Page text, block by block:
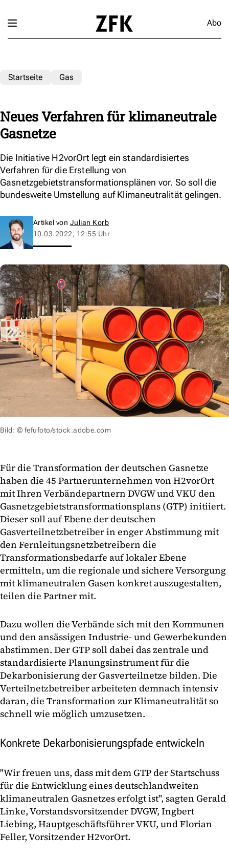
Abo
Startseite Gas
Neues Verfahren für klimaneutrale
Gasnetze
Die Initiative H2vorOrt legt ein standardisiertes
Verfahren für die Erstellung von
Gasnetzgebietstransformationsplänen vor. So soll die
bundesweite Umstellung auf Klimaneutralität gelingen.
Artikel von Julian Korb
10.03.2022, 12:55 Uhr
Bild: © fefufoto/stock.adobe.com
Für die Transformation der deutschen Gasnetze
haben die 45 Partnerunternehmen von H2vorOrt
mit Ihren Verbändepartnern DVGW und VKU den
Gasnetzgebietstransformationsplans (GTP) initiiert.
Dieser soll auf Ebene der deutschen
Gasverteilnetzbetreiber in enger Abstimmung mit
den Fernleitungsnetzbetreibern die
Transformationsbedarfe auf lokaler Ebene
ermitteln, um die regionale und sichere Versorgung
mit klimaneutralen Gasen konkret auszugestalten,
teilen die Partner mit.
Dazu wollen die Verbände sich mit den Kommunen
und den ansässigen Industrie- und Gewerbekunden
abstimmen. Der GTP soll dabei das zentrale und
standardisierte Planungsinstrument für die
Dekarbonisierung der Gasverteilnetze bilden. Die
Verteilnetzbetreiber arbeiteten demnach intensiv
daran, die Transformation zur Klimaneutralität so
schnell wie möglich umzusetzen.
Konkrete Dekarbonisierungspfade entwickeln
"Wir freuen uns, dass mit dem GTP der Startschuss
für die Entwicklung eines deutschlandweiten
klimaneutralen Gasnetzes erfolgt ist", sagten Gerald
Linke, Vorstandsvorsitzender DVGW, Ingbert
Liebing, Hauptgeschäftsführer VKU, und Florian
Feller, Vorsitzender H2vorOrt.